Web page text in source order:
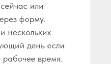
или
форму.
нескольких
день если
рабочее время.